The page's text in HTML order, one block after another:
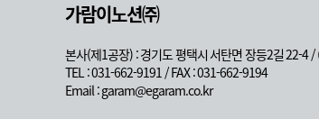
가람이노션㈜
본사(제1공장) : 경기도 평택시 서탄면 장등2길 22-4
TEL : 031-662-9191 / FAX : 031-662-9194
Email : garam@egaram.co.kr